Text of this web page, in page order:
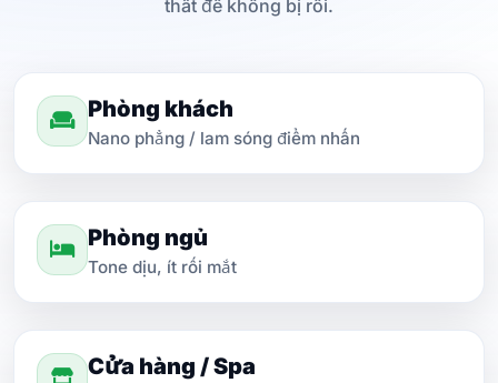
thất để không bị rối.
Phòng khách
Nano phẳng / lam sóng điểm nhấn
Phòng ngủ
Tone dịu, ít rối mắt
Cửa hàng / Spa